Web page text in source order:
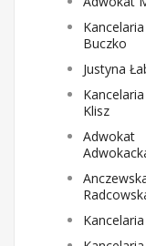
Buczko
Justyna
Klisz